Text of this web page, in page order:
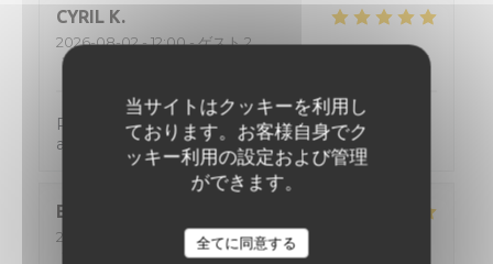
当サイトはクッキーを利用し
ております。お客様自身でク
ッキー利用の設定および管理
ができます。
全てに同意する
CYRIL K
2026-08-02- 12:00 - ゲスト 2
サービス
/5
Personnel tres accueillant, de tres bon conseil
avec une cuisine formidable !
Eric
2026-08-02
- 12:15 - ゲスト 2
雰囲気:5/5 メニュー:5